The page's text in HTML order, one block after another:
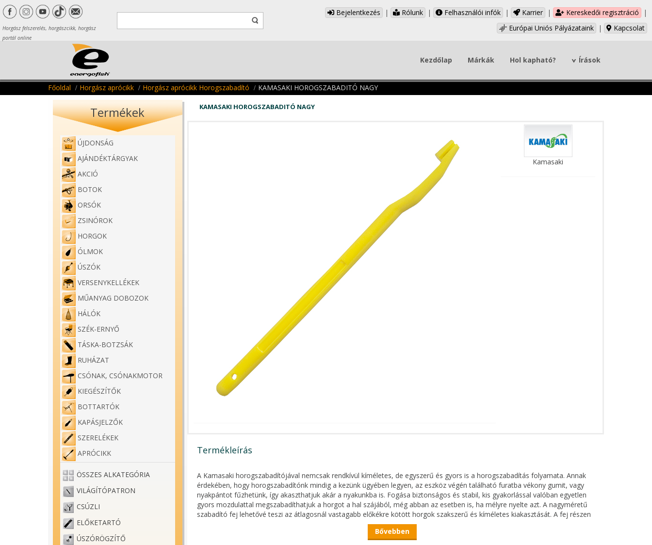
Horgász felszerelés, horgászcikk, horgász
portál online
Bejelentkezés | Rólunk | Felhasználói infók | Karrier | Kereskedői regisztráció
|
Európai Uniós Pályázataink
| Kapcsolat
Kezdőlap Márkák Hol kapható? Írások
Főoldal Horgász aprócikk Horgász aprócikk Horogszabadító KAMASAKI HOROGSZABADITÓ NAGY
Termékek
ÚJDONSÁG
AJÁNDÉKTÁRGYAK
AKCIÓ
BOTOK
ORSÓK
ZSINÓROK
HORGOK
ÓLMOK
ÚSZÓK
VERSENYKELLÉKEK
MŰANYAG DOBOZOK
HÁLÓK
SZÉK-ERNYŐ
TÁSKA-BOTZSÁK
RUHÁZAT
CSÓNAK, CSÓNAKMOTOR
KIEGÉSZÍTŐK
BOTTARTÓK
KAPÁSJELZŐK
SZERELÉKEK
APRÓCIKK
ÖSSZES ALKATEGÓRIA
VILÁGÍTÓPATRON
CSÚZLI
ELŐKETARTÓ
ÚSZÓRÖGZÍTŐ
KAMASAKI HOROGSZABADITÓ NAGY
Kamasaki
Termékleírás
A Kamasaki horogszabadítójával nemcsak rendkívül kíméletes, de egyszerű és gyors is a horogszabadítás folyamata. Annak
érdekében, hogy horogszabadítónk mindig a kezünk ügyében legyen, az eszköz végén található furatba vékony gumit, vagy
nyakpántot fűzhetünk, így akaszthatjuk akár a nyakunkba is. Fogása biztonságos és stabil, kis gyakorlással valóban egyetlen
gyors mozdulattal megszabadíthatjuk a horgot a hal szájából, még abban az esetben is, ha mélyre nyelte azt. A nagyméretű
szabadító fej lehetővé teszi az átlagosnál vastagabb előkékre kötött horgok szakszerű és kíméletes kiakasztását. A fej részen
található bevágásba helyezzük a zsinórunkat, majd egészen ütközésig toljuk a szabadítót a horoghoz. A mozdulat, valamint
az erőhatás iránya biztosítja azt, hogy a horog könnyen kiakadjon a kemény, porcos halszájból is.
Bővebben